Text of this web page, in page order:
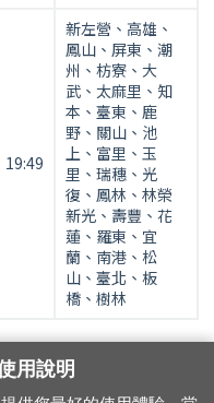
19:49
新左營、高雄、
鳳山、屏東、潮
州、枋寮、大
武、太麻里、知
本、臺東、鹿
野、關山、池
上、富里、玉
里、瑞穗、光
復、鳳林、林榮
新光、壽豐、花
蓮、羅東、宜
蘭、南港、松
山、臺北、板
橋、樹林
用說明